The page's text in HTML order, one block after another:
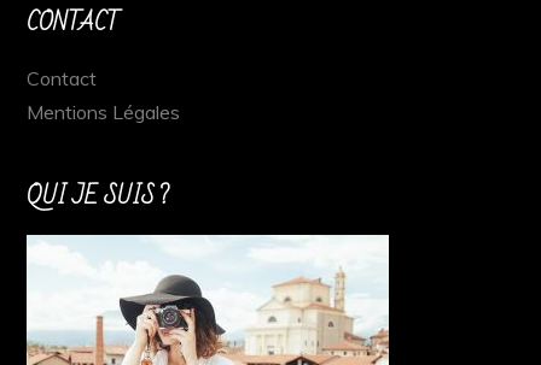
CONTACT
Contact
Mentions Légales
QUI JE SUIS ?